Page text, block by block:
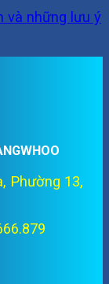
và những lưu ý
Phường 13,